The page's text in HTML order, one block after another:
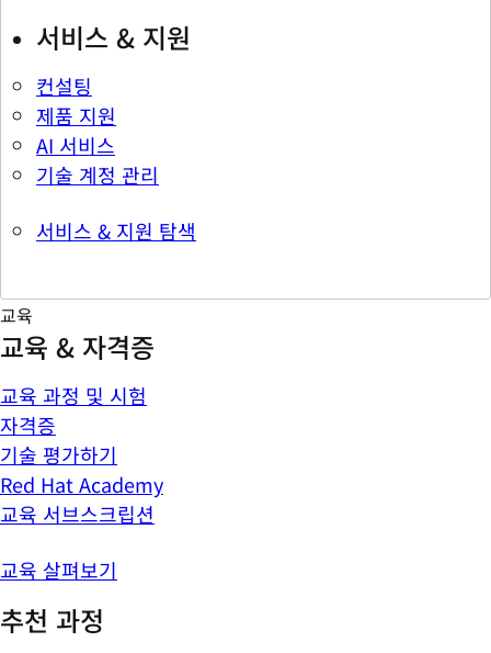
서비스 & 지원
컨설팅
제품 지원
AI 서비스
기술 계정 관리
서비스 & 지원 탐색
교육
교육 & 자격증
교육 과정 및 시험
자격증
기술 평가하기
Red Hat Academy
교육 서브스크립션
교육 살펴보기
추천 과정